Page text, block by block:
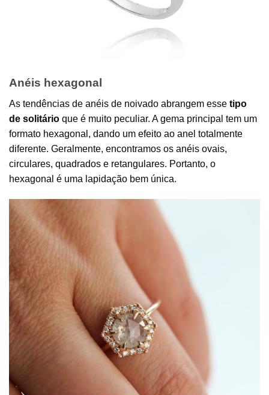
Anéis hexagonal
As tendências de anéis de noivado abrangem esse tipo
de solitário que é muito peculiar. A gema principal tem um
formato hexagonal, dando um efeito ao anel totalmente
diferente. Geralmente, encontramos os anéis ovais,
circulares, quadrados e retangulares. Portanto, o
hexagonal é uma lapidação bem única.